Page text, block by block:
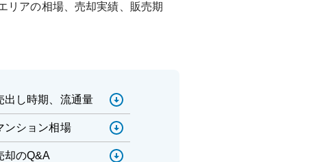
リアの相場、売却実績、販売期
出し時期、流通量
ンション相場
却のQ&A